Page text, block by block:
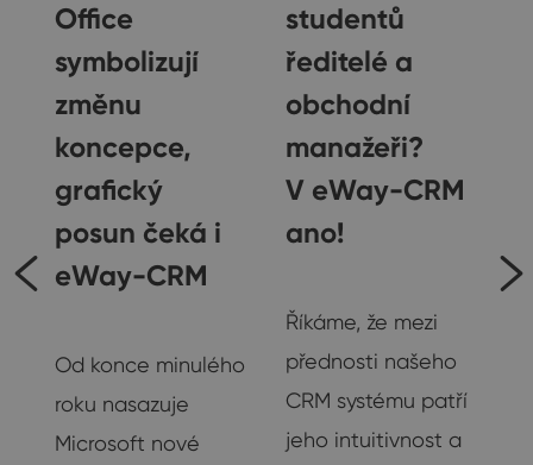
Office
symbolizují
změnu
koncepce,
grafický
posun čeká i
eWay-CRM
Od konce minulého
roku nasazuje
Microsoft nové
studentů
ředitelé a
obchodní
manažeři?
V eWay-CRM
ano!
Říkáme, že mezi
přednosti našeho
CRM systému patří
jeho intuitivnost a